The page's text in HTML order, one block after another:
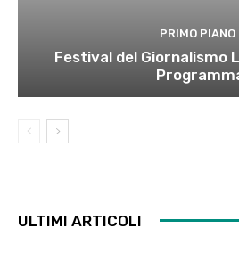
PRIMO PIANO
Festival del Giornalismo
ULTIMI ARTICOLI